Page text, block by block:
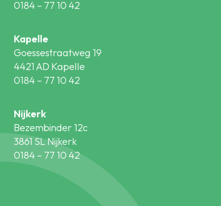
0184 – 77 10 42
Kapelle
Goessestraatweg 19
4421 AD Kapelle
0184 – 77 10 42
Nijkerk
Bezembinder 12c
3861 SL Nijkerk
0184 – 77 10 42